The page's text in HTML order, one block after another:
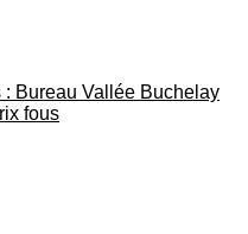
Bureau Vallée Buchelay
fous